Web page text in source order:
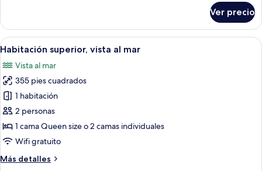
Room
Private
Sea
View
Ver precio
Abrir
todas
las
fotos
de
Habitación
superior,
vista
mar
Una habitación de hotel moderna
5
Habitación superior, vista al mar
Vista al mar
355 pies cuadrados
1 habitación
2 personas
1 cama Queen size o 2 camas individuales
Wifi gratuito
Más detalles
Más